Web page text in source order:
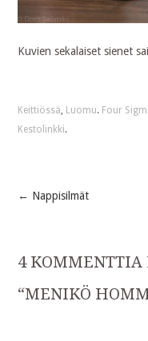
Kuvien sekalaiset sienet
Keittiössä, Luomu. Four
Kestolinkki.
Post
navigation
← Nappisilmät
4 KOMMENTTIA
“MENIKÖ